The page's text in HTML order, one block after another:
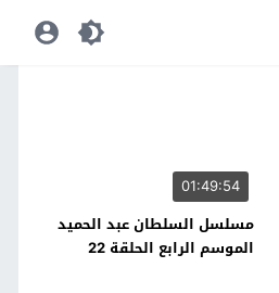
01:49:54
مسلسل السلطان عبد الحميد
الموسم الرابع الحلقة 22